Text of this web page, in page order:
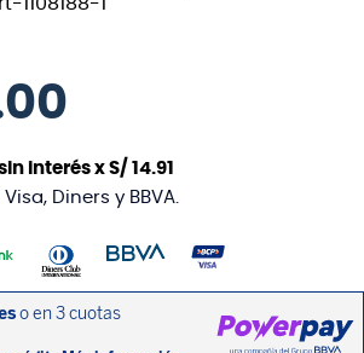
00
interés xS/ 14.91
Diners y BBVA.